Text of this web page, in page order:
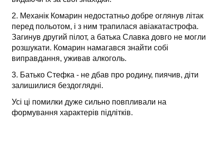
2. Механік Комарин недостатньо добре оглянув літак
перед польотом, і з ним трапилася авіакатастрофа.
Загинув другий пілот, а батька Славка довго не могли
розшукати. Комарин намагався знайти собі
виправдання, уживав алкоголь.
3. Батько Стефка - не дбав про родину, пиячив, діти
залишилися бездоглядні.
Усі ці помилки дуже сильно повпливали на
формування характерів підлітків.